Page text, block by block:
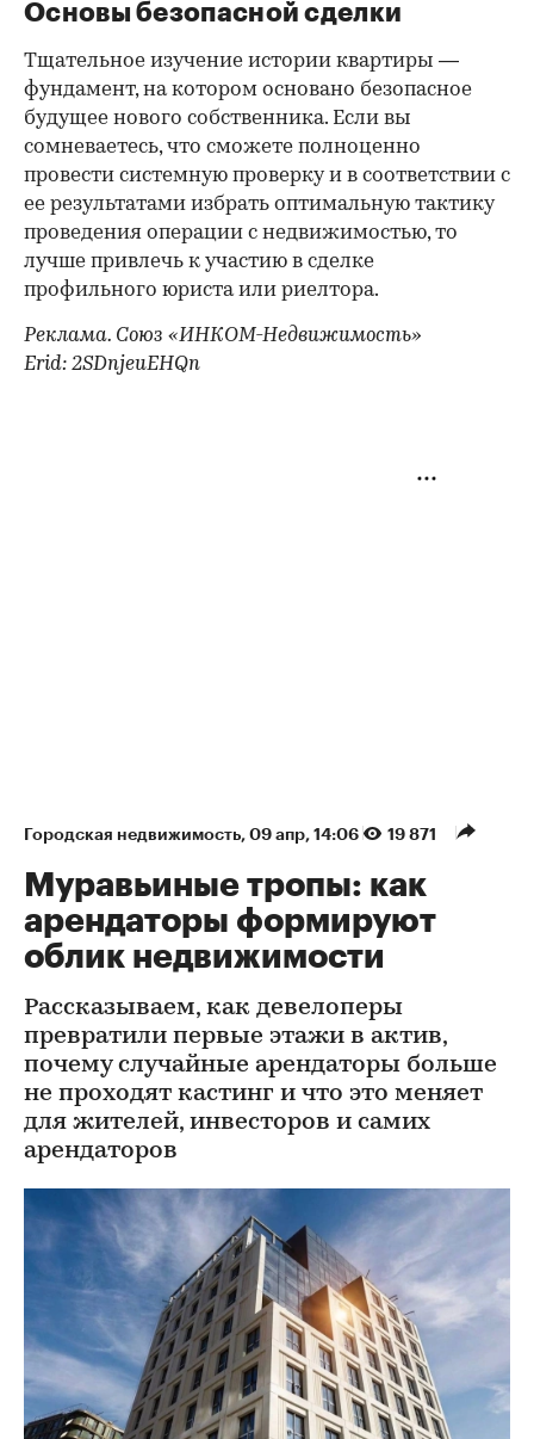
Основы безопасной сделки
Тщательное изучение истории квартиры —
фундамент, на котором основано безопасное
будущее нового собственника. Если вы
сомневаетесь, что сможете полноценно
провести системную проверку и в соответствии с
ее результатами избрать оптимальную тактику
проведения операции с недвижимостью, то
лучше привлечь к участию в сделке
профильного юриста или риелтора.
Реклама. Союз «ИНКОМ-Недвижимость»
Erid: 2SDnjeuEHQn
Городская недвижимость 09 апр, 14:06 19 871
Муравьиные тропы: как
арендаторы формируют
облик недвижимости
Рассказываем, как девелоперы
превратили первые этажи в актив,
почему случайные арендаторы больше
не проходят кастинг и что это меняет
для жителей, инвесторов и самих
арендаторов